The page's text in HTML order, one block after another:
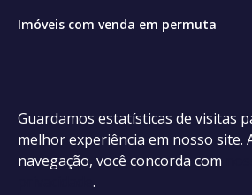
Guardamos estatísticas de visitas
melhor experiência em nosso site.
navegação, você concorda com
.
Imóveis com venda em permuta
Casa com piscina
Apartamento com piscina